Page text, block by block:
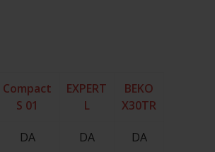
Compact
S 01
EXPERT
L
BEKO
X30TR
DA DA DA